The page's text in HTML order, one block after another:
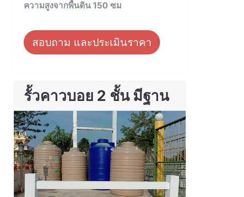
ความสูงจากพื้นดิน 150 ซม
สอบถาม และประเมินราคา
รั้วคาวบอย 2 ชั้น มีฐาน